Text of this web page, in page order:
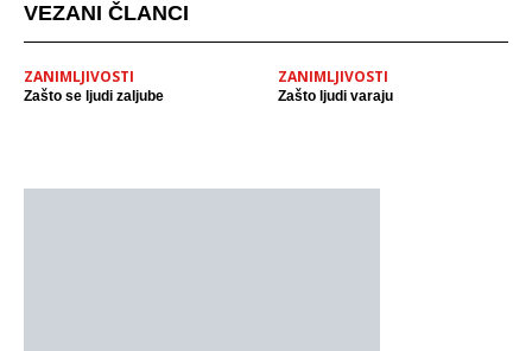
VEZANI ČLANCI
ZANIMLJIVOSTI
Zašto se ljudi zaljube
ZANIMLJIVOSTI
Zašto ljudi varaju